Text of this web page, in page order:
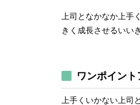
上司となかなか上
きく成長させるいい
ワンポイン
上手くいかない上